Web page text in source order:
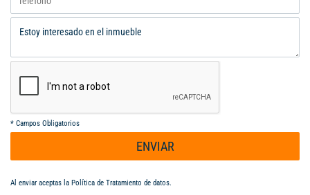
apartaestudio es más que un simple inmueble; es una
oportunidad para vivir en un entorno que promueve el bienestar
* Campos Obligatorios
ENVIAR
Al enviar aceptas la Política de Tratamiento de datos.